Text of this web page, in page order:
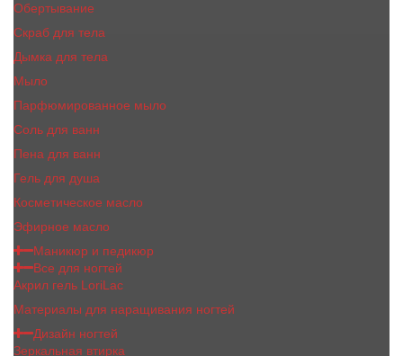
Обертывание
Скраб для тела
Дымка для тела
Мыло
Парфюмированное мыло
Соль для ванн
Пена для ванн
Гель для душа
Косметическое масло
Эфирное масло
Маникюр и педикюр
Все для ногтей
Акрил гель LoriLac
Материалы для наращивания ногтей
Дизайн ногтей
Зеркальная втирка